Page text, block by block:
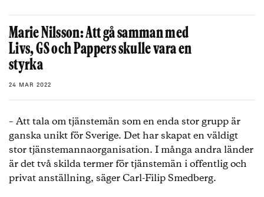
Marie Nilsson: Att gå samman med
Livs, GS och Pappers skulle vara en
styrka
24 MAR 2022
– Att tala om tjänstemän som en enda stor grupp är
ganska unikt för Sverige. Det har skapat en väldigt
stor tjänstemannaorganisation. I många andra länder
är det två skilda termer för tjänstemän i offentlig och
privat anställning, säger Carl-Filip Smedberg.